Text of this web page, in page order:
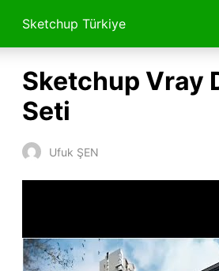
Sketchup Türkiye
Sketchup Vray
Seti
Ufuk ŞEN